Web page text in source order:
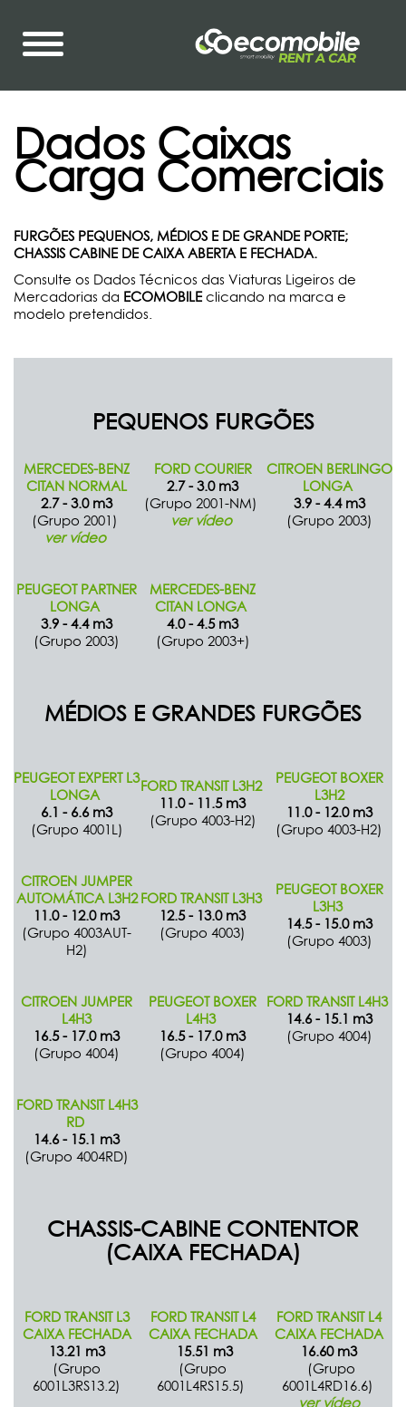
Dados Caixas
Carga Comerciais
FURGÕES PEQUENOS, MÉDIOS E DE GRANDE PORTE;
CHASSIS CABINE DE CAIXA ABERTA E FECHADA.
Consulte os Dados Técnicos das Viaturas Ligeiros de
Mercadorias da ECOMOBILEclicando na marca e
modelo pretendidos.
PEQUENOS FURGÕES
MERCEDES-BENZ
CITAN NORMAL
2.7 - 3.0 m3
(Grupo 2001)
ver vídeo
FORD COURIER
2.7 - 3.0 m3
(Grupo 2001-NM)
ver vídeo
CITROEN BERLINGO
LONGA
3.9 - 4.4 m3
(Grupo 2003)
PEUGEOT PARTNER
LONGA
3.9 - 4.4 m3
(Grupo 2003)
MERCEDES-BENZ
CITAN LONGA
4.0 - 4.5 m3
(Grupo 2003+)
MÉDIOS E GRANDES FURGÕES
PEUGEOT EXPERT L3
LONGA
6.1 - 6.6 m3
(Grupo 4001L)
FORD TRANSIT L3H2
11.0 - 11.5 m3
(Grupo 4003-H2)
PEUGEOT BOXER
L3H2
11.0 - 12.0 m3
(Grupo 4003-H2)
CITROEN JUMPER
AUTOMÁTICA L3H2
11.0 - 12.0 m3
(Grupo 4003AUT-
H2)
FORD TRANSIT L3H3
12.5 - 13.0 m3
(Grupo 4003)
PEUGEOT BOXER
L3H3
14.5 - 15.0 m3
(Grupo 4003)
CITROEN JUMPER
L4H3
16.5 - 17.0 m3
(Grupo 4004)
PEUGEOT BOXER
L4H3
16.5 - 17.0 m3
(Grupo 4004)
FORD TRANSIT L4H3
14.6 - 15.1 m3
(Grupo 4004)
FORD TRANSIT L4H3
RD
14.6 - 15.1 m3
(Grupo 4004RD)
CHASSIS-CABINE CONTENTOR
(CAIXA FECHADA)
FORD TRANSIT L3
CAIXA FECHADA
13.21 m3
(Grupo
6001L3RS13.2)
FORD TRANSIT L4
CAIXA FECHADA
15.51 m3
(Grupo
6001L4RS15.5)
FORD TRANSIT L4
CAIXA FECHADA
16.60 m3
(Grupo
6001L4RD16.6)
ver vídeo